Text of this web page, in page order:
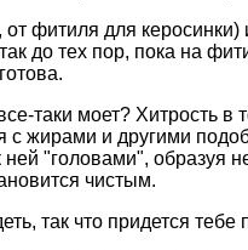
фитиля для
до тех пор, пока на
таки моет? Хитрость
с жирами и другими
"головами", образуя
чистым.
так что придется